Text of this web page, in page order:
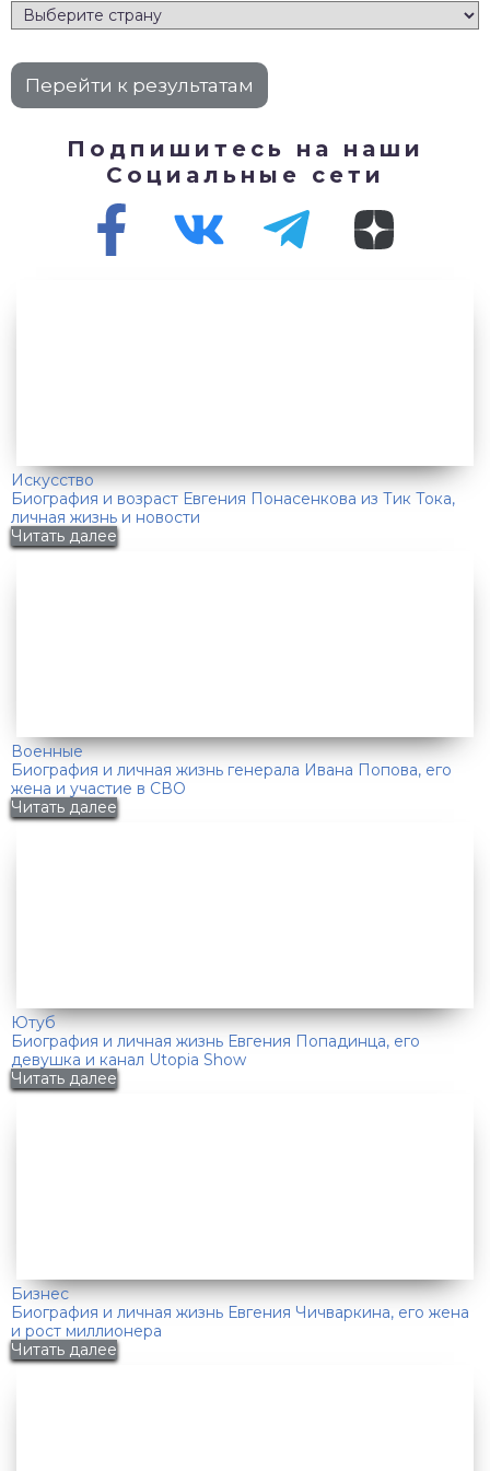
Подпишитесь на наши
Социальные сети
Искусство
Биография и возраст Евгения Понасенкова из Тик Тока,
личная жизнь и новости
Читать далее
Военные
Биография и личная жизнь генерала Ивана Попова, его
жена и участие в СВО
Читать далее
Ютуб
Биография и личная жизнь Евгения Попадинца, его
девушка и канал Utopia Show
Читать далее
Бизнес
Биография и личная жизнь Евгения Чичваркина, его жена
и рост миллионера
Читать далее